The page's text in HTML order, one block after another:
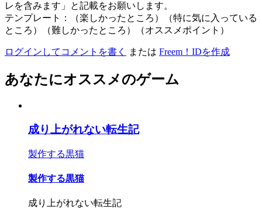
レを含みます」と記載をお願いします。
テンプレート：（楽しかったところ）（特に気に入っている
ところ）（難しかったところ）（オススメポイント）
ログインしてコメントを書く または Freem！IDを作成
あなたにオススメのゲーム
成り上がれない転生記
製作する黒猫
製作する黒猫
成り上がれない転生記